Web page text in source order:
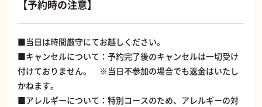
【予約時の注意】
■当日は時間厳守にてお越しください。
■キャンセルについて：予約完了後のキャンセルは一切受け
付けておりません。 ※当日不参加の場合でも返金はいたし
かねます。
■アレルギーについて：特別コースのため、アレルギーの対